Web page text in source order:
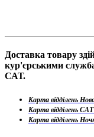
Доставка товару
кур'єрськими
САТ.
Карта відділень
Карта відділень
Карта відділень